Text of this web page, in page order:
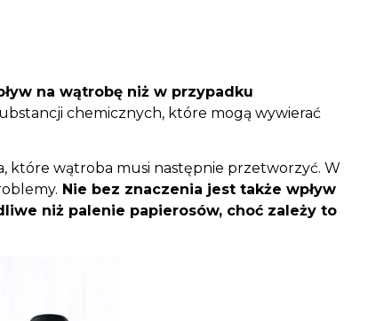
na wątrobę niż w przypadku
chemicznych, które mogą wywierać
które wątroba musi następnie przetworzyć. W
Nie bez znaczenia jest także wpływ
niż palenie papierosów, choć zależy to